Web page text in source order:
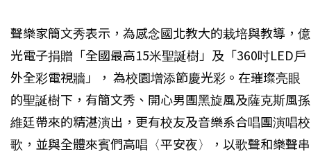
聲樂家簡文秀表示，為感念國北教大的栽培與教導，億
光電子捐贈「全國最高15米聖誕樹」及「360吋LED戶
外全彩電視牆」， 為校園增添節慶光彩。在璀璨亮眼
的聖誕樹下，有簡文秀、開心男團黑旋風及薩克斯風孫
維廷帶來的精湛演出，更有校友及音樂系合唱團演唱校
歌，並與全體來賓們高唱〈平安夜〉，以歌聲和樂聲串